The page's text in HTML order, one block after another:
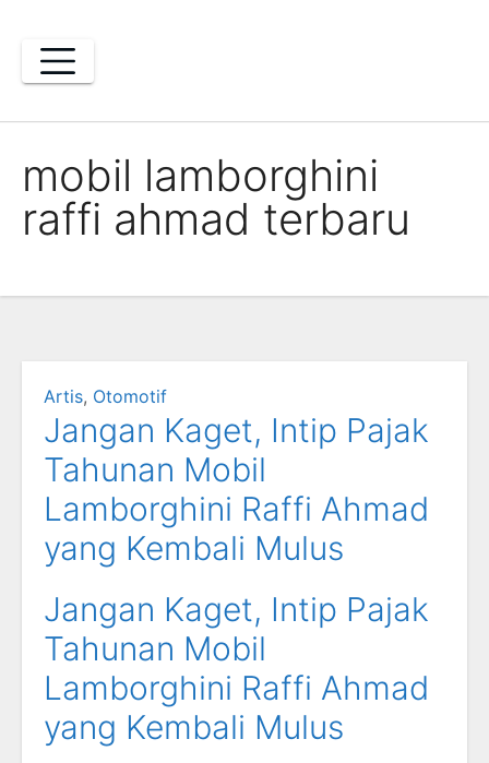
content
mobil lamborghini
raffi ahmad terbaru
Artis, Otomotif
Jangan Kaget, Intip Pajak
Tahunan Mobil
Lamborghini Raffi Ahmad
yang Kembali Mulus
Jangan Kaget, Intip Pajak
Tahunan Mobil
Lamborghini Raffi Ahmad
yang Kembali Mulus